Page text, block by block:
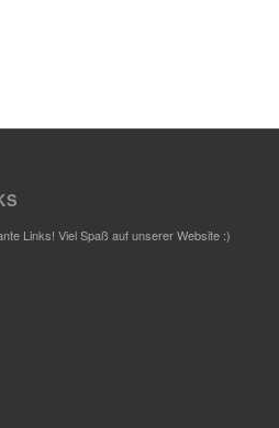
Links! Viel Spaß auf unserer Website :)